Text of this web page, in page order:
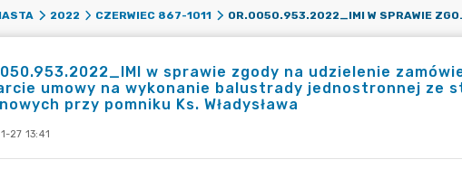
2022 CZERWIEC 867-1011 OR.0050.953.2022_IMI W SPRAWIE ZGODY NA
w sprawie zgody na udzielenie
umowy na wykonanie balustrady jednostronnej ze
przy pomniku Ks. Władysława
27 13:41